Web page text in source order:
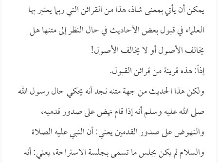
يمكن أن يأتي بمعنى شاذ، هذا من القرائن التي ربما يعتبر بها
العلماء في قبول بعض الأحاديث في حال النظر إلى متنها هل
يخالف الأصول أو لا يخالف الأصول!
إذاً: هذه قرينة من قرائن القبول.
ولكن هذا الحديث من جهة متنه نجد أنه يحكي حال رسول الله
صلى الله عليه وسلم أنه إذا قام نهض على صدور قدميه،
والنهوض على صدور القدمين يعني: أن النبي عليه الصلاة
والسلام لم يكن يجلس ما تسمى بجلسة الاستراحة، يعني: أنه